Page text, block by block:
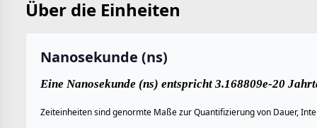
Über die Einheiten
Nanosekunde (ns)
Eine Nanosekunde (ns) entspricht 3.168809e-20
Zeiteinheiten sind genormte Maße zur Quantifizierung von Dauer,